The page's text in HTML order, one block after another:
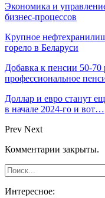
Экономика и
бизнес-процессов
Крупное
горело в Беларуси
Добавка к пенсии 50-
профессиональное
Доллар и евро станут
в начале 2024-го и вот…
Prev Next
Комментарии закрыты.
Интересное: